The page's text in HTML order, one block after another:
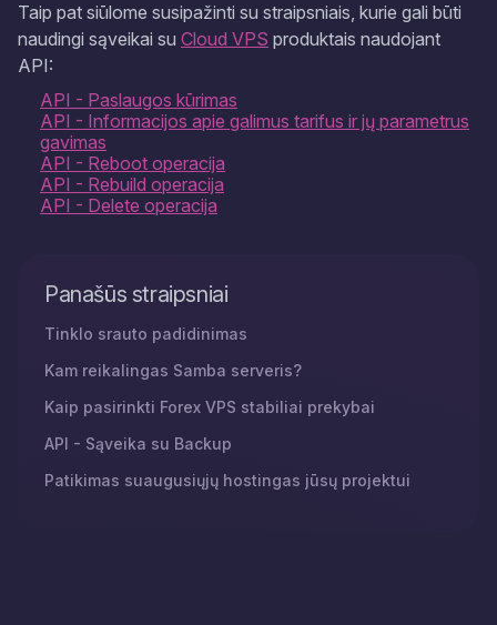
Taip pat siūlome susipažinti su straipsniais, kurie gali būti
naudingi sąveikai su Cloud VPS produktais naudojant
API:
API - Paslaugos kūrimas
API - Informacijos apie galimus tarifus ir jų parametrus
gavimas
API - Reboot operacija
API - Rebuild operacija
API - Delete operacija
Panašūs straipsniai
Tinklo srauto padidinimas
Kam reikalingas Samba serveris?
Kaip pasirinkti Forex VPS stabiliai prekybai
API - Sąveika su Backup
Patikimas suaugusiųjų hostingas jūsų projektui